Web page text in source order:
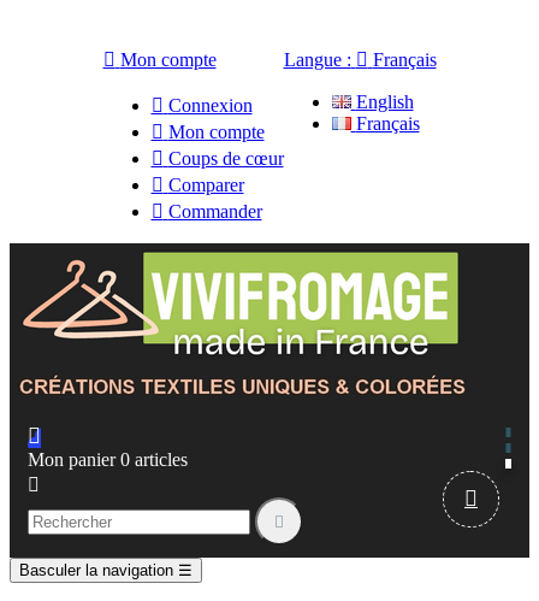
 Mon compte
 Connexion
 Mon compte
 Coups de cœur
 Comparer
 Commander
Langue :  Français
English
Français

Mon panier 0 articles



Basculer la navigation ☰